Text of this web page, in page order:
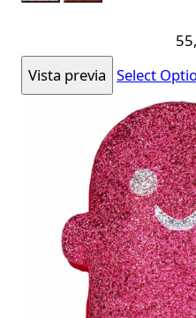
Vista previa Select